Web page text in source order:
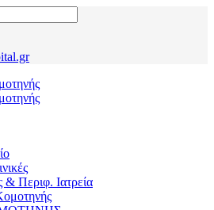
& Περιφ. Ιατρεία